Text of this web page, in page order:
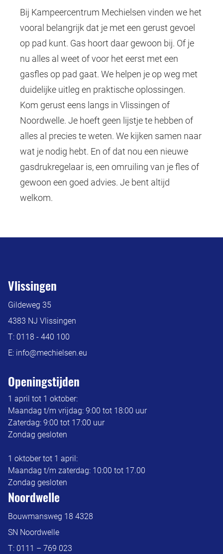
Bij Kampeercentrum Mechielsen vinden we het
vooral belangrijk dat je met een gerust gevoel
op pad kunt. Gas hoort daar gewoon bij. Of je
nu alles al weet of voor het eerst met een
gasfles op pad gaat. We helpen je op weg met
duidelijke uitleg en praktische oplossingen.
Kom gerust eens langs in Vlissingen of
Noordwelle. Je hoeft geen lijstje te hebben of
alles al precies te weten. We kijken samen naar
wat je nodig hebt. En of dat nou een nieuwe
gasdrukregelaar is, een omruiling van je fles of
gewoon een goed advies. Je bent altijd
welkom.
Vlissingen
Gildeweg 35
4383 NJ Vlissingen
T: 0118 - 440 100
E: info@mechielsen.eu
Openingstijden
1 april tot 1 oktober:
Maandag t/m vrijdag: 9:00 tot 18:00 uur
Zaterdag: 9:00 tot 17:00 uur
Zondag gesloten
1 oktober tot 1 april:
Maandag t/m zaterdag: 10:00 tot 17.00
Zondag gesloten
Noordwelle
Bouwmansweg 18 4328
SN Noordwelle
T: 0111 – 769 023